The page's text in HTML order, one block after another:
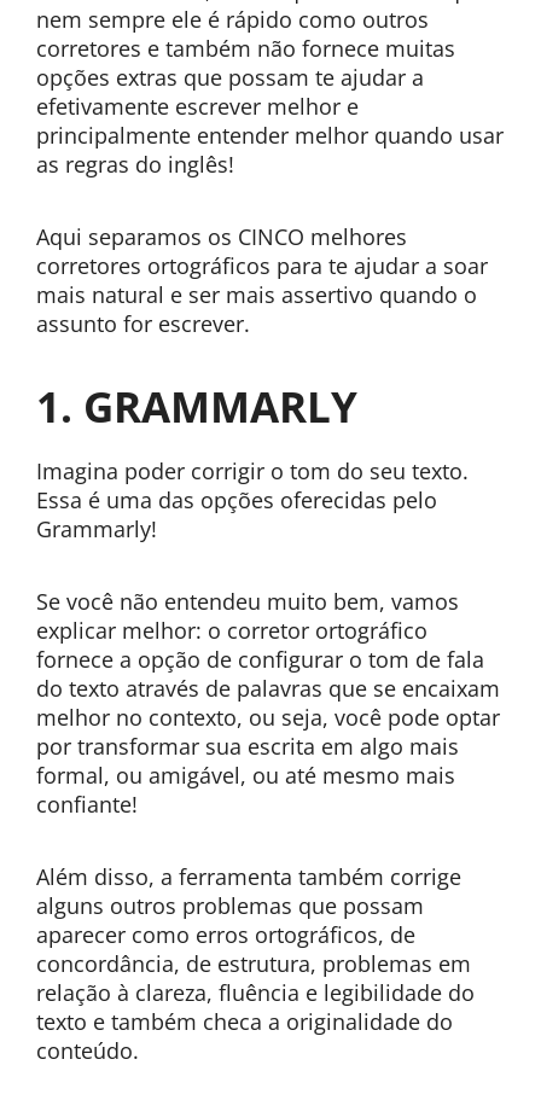
nem sempre ele é rápido como outros
corretores e também não fornece muitas
opções extras que possam te ajudar a
efetivamente escrever melhor e
principalmente entender melhor quando usar
as regras do inglês!
Aqui separamos os CINCO melhores
corretores ortográficos para te ajudar a soar
mais natural e ser mais assertivo quando o
assunto for escrever.
1. GRAMMARLY
Imagina poder corrigir o tom do seu texto.
Essa é uma das opções oferecidas pelo
Grammarly!
Se você não entendeu muito bem, vamos
explicar melhor: o corretor ortográfico
fornece a opção de configurar o tom de fala
do texto através de palavras que se encaixam
melhor no contexto, ou seja, você pode optar
por transformar sua escrita em algo mais
formal, ou amigável, ou até mesmo mais
confiante!
Além disso, a ferramenta também corrige
alguns outros problemas que possam
aparecer como erros ortográficos, de
concordância, de estrutura, problemas em
relação à clareza, fluência e legibilidade do
texto e também checa a originalidade do
conteúdo.